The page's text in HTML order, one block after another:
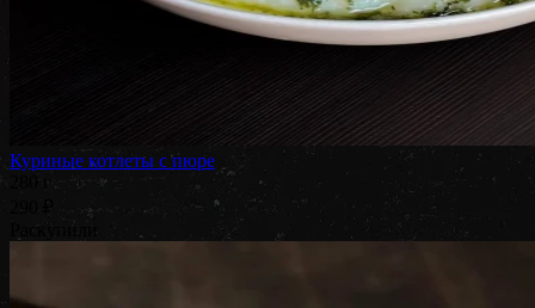
Куриные котлеты с пюре
280 г
290 ₽
Раскупили